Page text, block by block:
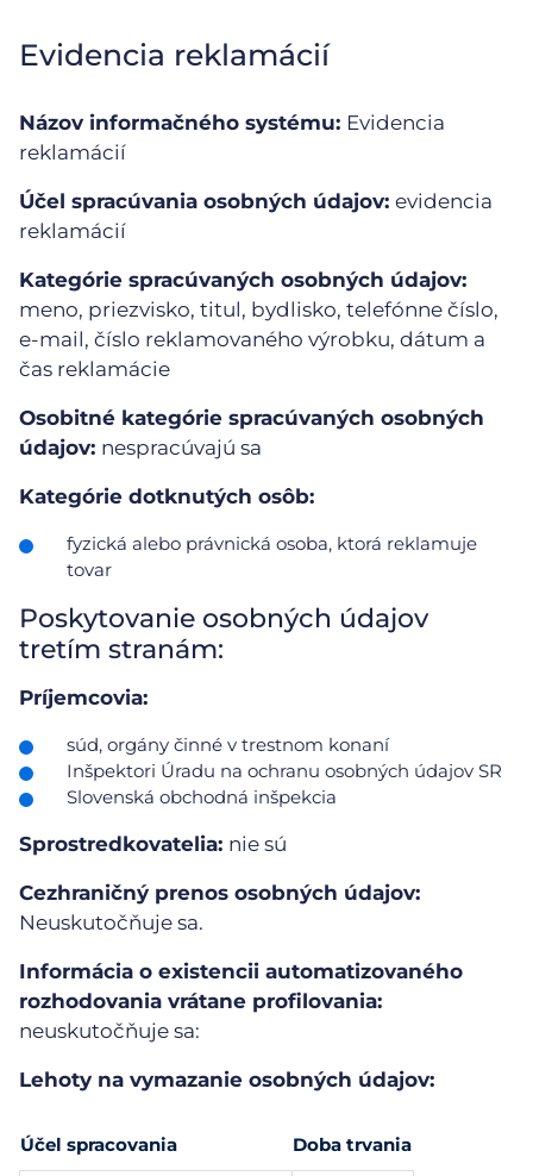
Evidencia reklamácií
Názov informačného systému: Evidencia
reklamácií
Účel spracúvania osobných údajov: evidencia
reklamácií
Kategórie spracúvaných osobných údajov:
meno, priezvisko, titul, bydlisko, telefónne číslo,
e-mail, číslo reklamovaného výrobku, dátum a
čas reklamácie
Osobitné kategórie spracúvaných osobných
údajov: nespracúvajú sa
Kategórie dotknutých osôb:
fyzická alebo právnická osoba, ktorá reklamuje
tovar
Poskytovanie osobných údajov
tretím stranám:
Príjemcovia:
súd, orgány činné v trestnom konaní
Inšpektori Úradu na ochranu osobných údajov SR
Slovenská obchodná inšpekcia
Sprostredkovatelia: nie sú
Cezhraničný prenos osobných údajov:
Neuskutočňuje sa.
Informácia o existencii automatizovaného
rozhodovania vrátane profilovania:
neuskutočňuje sa:
Lehoty na vymazanie osobných údajov:
Účel spracovania
Doba trvania